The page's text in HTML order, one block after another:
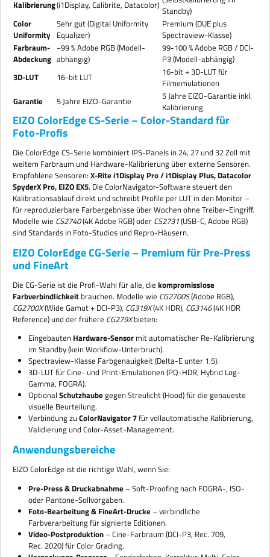
Kalibrierung(i1Display, Calibrite, Datacolor) Standby)
Color
Uniformity
Sehr gut (Digital Uniformity
Equalizer)
Premium (DUE plus
Spectraview-Klasse)
Farbraum-
Abdeckung
~99 % Adobe RGB (Modell-
abhängig)
99-100 % Adobe RGB / DCI-
P3 (Modell-abhängig)
3D-LUT
16-bit LUT
16-bit + 3D-LUT für
Filmemulationen
Garantie
5 Jahre EIZO-Garantie
5 Jahre EIZO-Garantie inkl.
Kalibrierung
EIZO ColorEdge CS-Serie – Color-Standard für
Foto-Profis
Die ColorEdge CS-Serie kombiniert IPS-Panels in 24, 27 und 32 Zoll mit
weitem Farbraum und Hardware-Kalibrierung über externe Sensoren.
Empfohlene Sensoren: X-Rite i1Display Pro / i1Display Plus, Datacolor
SpyderX Pro, EIZO EX5. Die ColorNavigator-Software steuert den
Kalibrationsablauf direkt und schreibt Profile per LUT in den Monitor –
für reproduzierbare Farbergebnisse über Wochen ohne Treiber-Eingriff.
Modelle wie CS2740(4K Adobe RGB) oder CS2731(USB-C, Adobe RGB)
sind Standards in Foto-Studios und Repro-Häusern.
EIZO ColorEdge CG-Serie – Premium für Pre-Press
und FineArt
Die CG-Serie ist die Profi-Wahl für alle, die kompromisslose
Farbverbindlichkeit brauchen. Modelle wie CG2700S(Adobe RGB),
CG2700X(Wide Gamut + DCI-P3), CG319X(4K HDR), CG3146(4K HDR
Reference) und der frühere CG279Xbieten:
Eingebauten Hardware-Sensormit automatischer Re-Kalibrierung
im Standby (kein Workflow-Unterbruch).
Spectraview-Klasse Farbgenauigkeit (Delta-E unter 1.5).
3D-LUT für Cine- und Print-Emulationen (PQ-HDR, Hybrid Log-
Gamma, FOGRA).
Optional Schutzhaubegegen Streulicht (Hood) für die genaueste
visuelle Beurteilung.
Verbindung zu ColorNavigator 7für vollautomatische Kalibrierung,
Validierung und Color-Asset-Management.
Anwendungsbereiche
EIZO ColorEdge ist die richtige Wahl, wenn Sie:
Pre-Press & Druckabnahme– Soft-Proofing nach FOGRA-, ISO-
oder Pantone-Sollvorgaben.
Foto-Bearbeitung & FineArt-Drucke– verbindliche
Farbverarbeitung für signierte Editionen.
Video-Postproduktion– Cine-Farbraum (DCI-P3, Rec. 709,
Rec. 2020) für Color Grading.